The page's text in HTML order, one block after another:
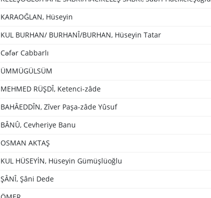
KARAOĞLAN, Hüseyin
KUL BURHAN/ BURHANÎ/BURHAN, Hüseyin Tatar
Cəfər Cabbarlı
ÜMMÜGÜLSÜM
MEHMED RÜŞDÎ, Ketenci-zâde
BAHÂEDDÎN, Zîver Paşa-zâde Yûsuf
BÂNÛ, Cevheriye Banu
OSMAN AKTAŞ
KUL HÜSEYİN, Hüseyin Gümüşlüoğlu
ŞÂNÎ, Şâni Dede